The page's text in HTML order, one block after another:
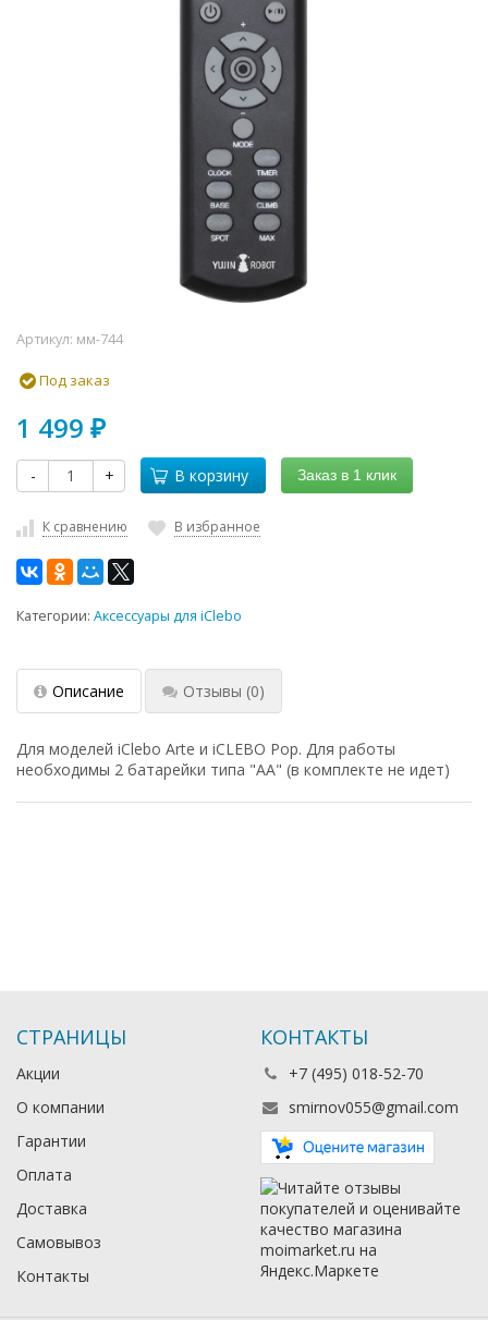
Артикул: мм-744
Под заказ
1 499 ₽
- + В корзину Заказ в 1 клик
К сравнению В избранное
Категории: Аксессуары для iClebo
Описание Отзывы (0)
Для моделей iClebo Arte и iCLEBO Pop. Для работы
необходимы 2 батарейки типа "АА" (в комплекте не идет)
СТРАНИЦЫ
Акции
О компании
Гарантии
Оплата
Доставка
Самовывоз
Контакты
КОНТАКТЫ
+7 (495) 018-52-70
smirnov055@gmail.com